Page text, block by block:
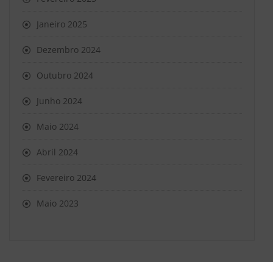
Janeiro 2025
Dezembro 2024
Outubro 2024
Junho 2024
Maio 2024
Abril 2024
Fevereiro 2024
Maio 2023